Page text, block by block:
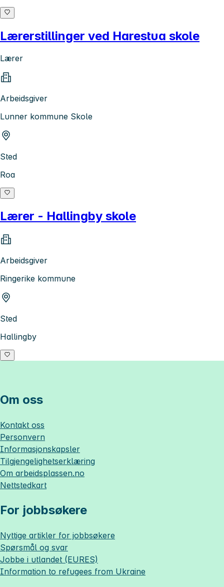
Lærerstillinger ved Harestua skole
Lærer
Arbeidsgiver
Lunner kommune Skole
Sted
Roa
Lærer - Hallingby skole
Arbeidsgiver
Ringerike kommune
Sted
Hallingby
Om oss
Kontakt oss
Personvern
Informasjonskapsler
Tilgjengelighetserklæring
Om arbeidsplassen.no
Nettstedkart
For jobbsøkere
Nyttige artikler for jobbsøkere
Spørsmål og svar
Jobbe i utlandet (EURES)
Information to refugees from Ukraine